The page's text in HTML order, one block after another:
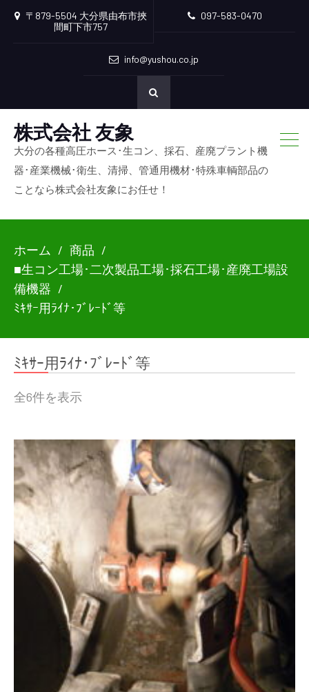
〒879-5504 大分県由布市挾
間町下市757
097-583-0470
info@yushou.co.jp
株式会社 友象
大分の各種高圧ホース･生コン、採石、産廃プラント機
器･産業機械･衛生、清掃、管通用機材･特殊車輌部品の
ことなら株式会社友象にお任せ！
ホーム
商品
■生コン工場･二次製品工場･採石工場･産廃工場設
備機器
ﾐｷｻｰ用ﾗｲﾅ･ﾌﾞﾚｰﾄﾞ等
ﾐｷｻｰ用ﾗｲﾅ･ﾌﾞﾚｰﾄﾞ等
全6件を表示